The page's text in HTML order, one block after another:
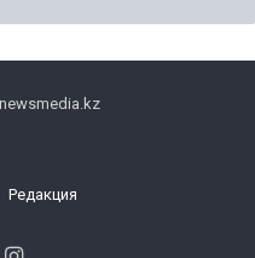
Редакция